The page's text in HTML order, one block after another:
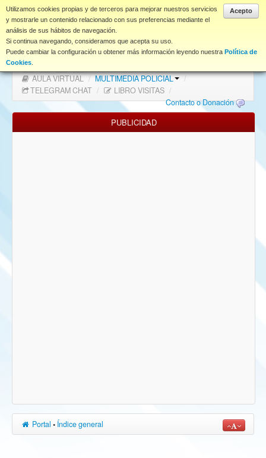
Acepto
Utilizamos cookies propias y de terceros para mejorar nuestros servicios
y mostrarle un contenido relacionado con sus preferencias mediante el
análisis de sus hábitos de navegación.
Si continua navegando, consideramos que acepta su uso.
Puede cambiar la configuración u obtener más información leyendo nuestra Política de
Cookies
www.coet.es
Portal
Índice Foros
FAQ
NORMAS FORO
Descargas
AULA VIRTUAL / MULTIMEDIA POLICIAL
/
TELEGRAM CHAT / LIBRO VISITAS /
Contacto o Donación
PUBLICIDAD
Portal • Índice general